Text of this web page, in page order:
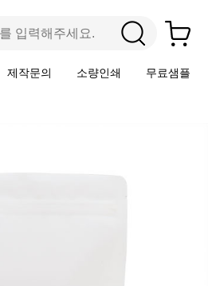
제작문의 소량인쇄 무료샘플